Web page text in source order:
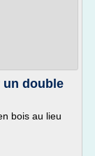
un double
bois au lieu